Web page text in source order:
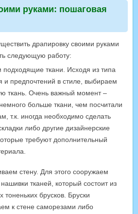
руками: пошаговая
драпировку своими руками
следующую работу:
ткани. Исходя из типа
предпочтений в стиле, выбираем
ткань. Очень важный момент –
больше ткани, чем посчитали
т.к. иногда необходимо сделать
либо другие дизайнерские
требуют дополнительный
стену. Для этого сооружаем
тканей, который состоит из
тоненьких брусков. Бруски
к стене саморезами либо